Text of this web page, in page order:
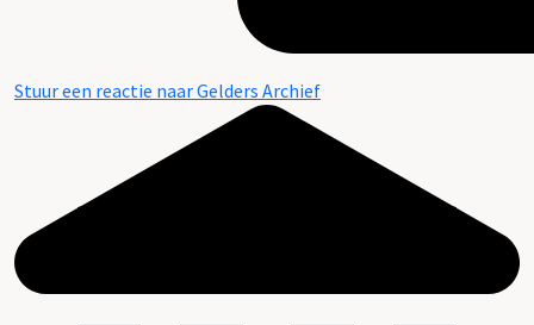
Stuur een reactie naar Gelders Archief